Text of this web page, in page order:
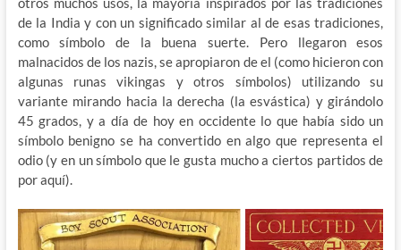
de la India y con un significado similar al de esas tradiciones,
como símbolo de la buena suerte. Pero llegaron esos
malnacidos de los nazis, se apropiaron de el (como hicieron con
algunas runas vikingas y otros símbolos) utilizando su
variante mirando hacia la derecha (la esvástica) y girándolo
45 grados, y a día de hoy en occidente lo que había sido un
símbolo benigno se ha convertido en algo que representa el
odio (y en un símbolo que le gusta mucho a ciertos partidos de
por aquí).